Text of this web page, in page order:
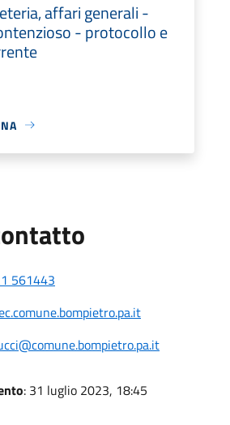
affari generali -
- protocollo e
561443
: 31 luglio 2023, 18:45